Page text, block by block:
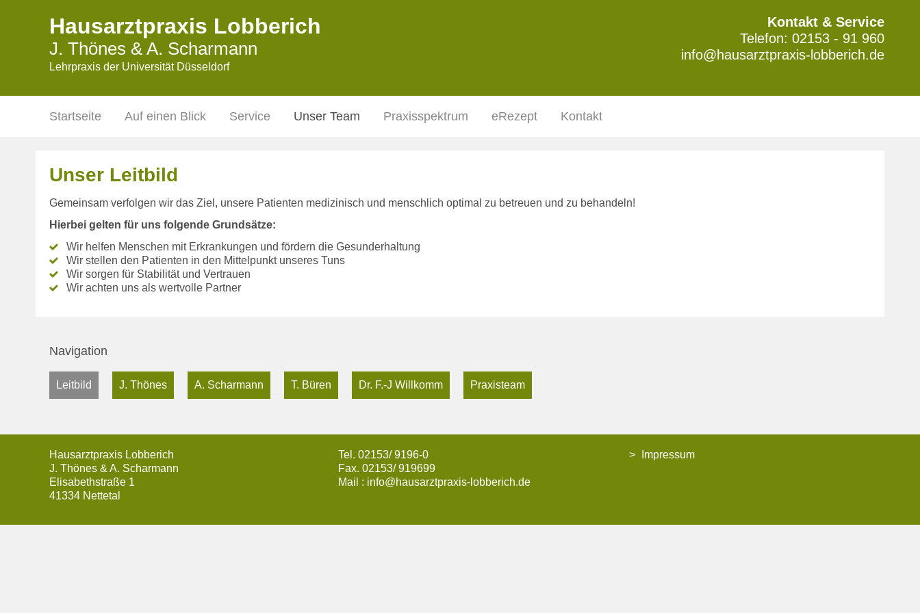
Hausarztpraxis Lobberich
J. Thönes & A. Scharmann
Lehrpraxis der Universität Düsseldorf
Kontakt & Service
Telefon: 02153 - 91 960
info@hausarztpraxis-lobberich.de
NavigationStartseite Auf einen Blick Service Unser Team Praxisspektrum eRezept Kontakt
Unser Leitbild
Gemeinsam verfolgen wir das Ziel, unsere Patienten medizinisch und menschlich optimal zu betreuen und zu behandeln!
Hierbei gelten für uns folgende Grundsätze:
Wir helfen Menschen mit Erkrankungen und fördern die Gesunderhaltung
Wir stellen den Patienten in den Mittelpunkt unseres Tuns
Wir sorgen für Stabilität und Vertrauen
Wir achten uns als wertvolle Partner
überspringen
Leitbild J. Thönes A. Scharmann T. Büren Dr. F.-J Willkomm Praxisteam
Hausarztpraxis Lobberich
J. Thönes & A. Scharmann
Elisabethstraße 1
41334 Nettetal
Tel. 02153/ 9196-0
Fax. 02153/ 919699
Mail : info@hausarztpraxis-lobberich.de
Impressum